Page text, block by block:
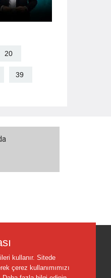
20
39
kullanır. Sitede
çerez kullanımımızı